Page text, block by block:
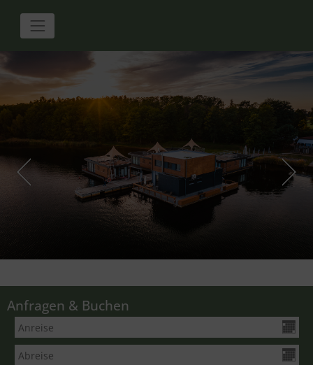
Anfragen & Buchen